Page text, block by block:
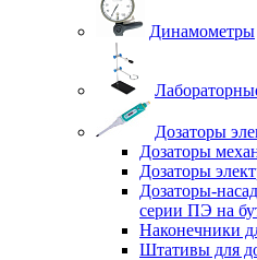
Динамометры
Дозаторы
Дозаторы
Дозаторы
Дозаторы-
серии ПЭ на
Наконечники
Штативы для